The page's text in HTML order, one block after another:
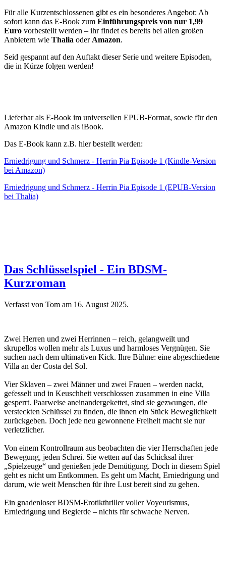
Für alle Kurzentschlossenen gibt es ein besonderes Angebot: Ab
sofort kann das E-Book zum Einführungspreis von nur 1,99
Euro vorbestellt werden – ihr findet es bereits bei allen großen
Anbietern wie Thalia oder Amazon.
Seid gespannt auf den Auftakt dieser Serie und weitere Episoden,
die in Kürze folgen werden!
Lieferbar als E-Book im universellen EPUB-Format, sowie für den
Amazon Kindle und als iBook.
Das E-Book kann z.B. hier bestellt werden:
Erniedrigung und Schmerz - Herrin Pia Episode 1 (Kindle-Version
bei Amazon)
Erniedrigung und Schmerz - Herrin Pia Episode 1 (EPUB-Version
bei Thalia)
Das Schlüsselspiel - Ein BDSM-
Kurzroman
Verfasst von Tom am 16. August 2025.
Zwei Herren und zwei Herrinnen – reich, gelangweilt und
skrupellos wollen mehr als Luxus und harmloses Vergnügen. Sie
suchen nach dem ultimativen Kick. Ihre Bühne: eine abgeschiedene
Villa an der Costa del Sol.
Vier Sklaven – zwei Männer und zwei Frauen – werden nackt,
gefesselt und in Keuschheit verschlossen zusammen in eine Villa
gesperrt. Paarweise aneinandergekettet, sind sie gezwungen, die
versteckten Schlüssel zu finden, die ihnen ein Stück Beweglichkeit
zurückgeben. Doch jede neu gewonnene Freiheit macht sie nur
verletzlicher.
Von einem Kontrollraum aus beobachten die vier Herrschaften jede
Bewegung, jeden Schrei. Sie wetten auf das Schicksal ihrer
„Spielzeuge“ und genießen jede Demütigung. Doch in diesem Spiel
geht es nicht um Entkommen. Es geht um Macht, Erniedrigung und
darum, wie weit Menschen für ihre Lust bereit sind zu gehen.
Ein gnadenloser BDSM-Erotikthriller voller Voyeurismus,
Erniedrigung und Begierde – nichts für schwache Nerven.